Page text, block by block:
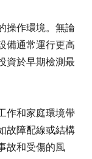
操作環境。無論
備通常運行更高
資於早期檢測最
作和家庭環境帶
故障配線或結構
故和受傷的風